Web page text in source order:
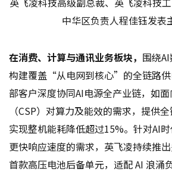
中华区负责人程佳钰发表
在消费、计算与通讯业务板块， 围绕AI
构建覆盖“从电网到核心”的全链路
部客户深度协同AI电源全产业链，如
（CSP）对算力及能效的需求，提供
实现整机能耗降低超过15%。针对AI
更快响应速度的需求，英飞凌持续推
首款高压电池后备单元，适配 AI 浪涌